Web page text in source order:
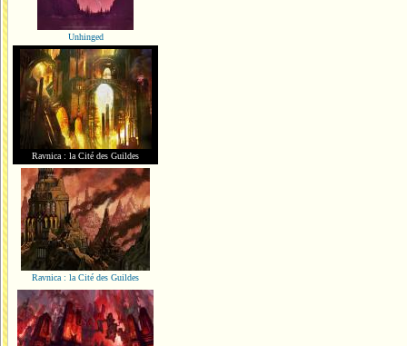
Unhinged
Ravnica : la Cité des Guildes
Ravnica : la Cité des Guildes